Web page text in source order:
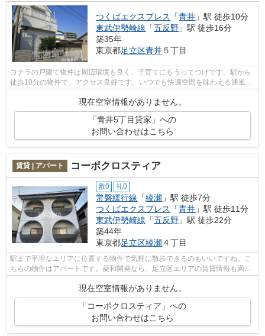
つくばエクスプレス 「青井 」駅 徒歩10分
東武伊勢崎線 「五反野 」駅 徒歩16分
築35年
東京都足立区青井５丁目
コチラの戸建て物件は周辺環境も良く、子育てにもうってつけです。駅から
徒歩10分の物件で、アクセス良好です。いつでも快適空間を味わえる通風良
現在空室情報がありません。
「青井5丁目貸家」への
お問い合わせはこちら
賃貸 | アパート コーポクロスティア
敷0 礼0
常磐緩行線 「綾瀬 」駅 徒歩7分
つくばエクスプレス
「青井 」駅 徒歩11分
東武伊勢崎線 「五反野 」駅 徒歩22分
築44年
東京都足立区綾瀬４丁目
駅まで平坦なエリアに位置する物件で気軽に散歩できるのもいいですね。こ
ちらの物件はアパートです。菱和開発なら、足立区エリアの賃貸情報も満
載。お問い合わせは03-3629-1111またはr...
現在空室情報がありません。
「コーポクロスティア」への
お問い合わせはこちら